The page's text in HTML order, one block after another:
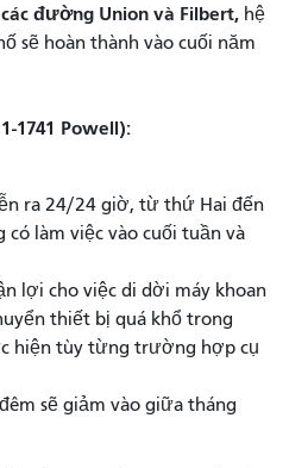
đường Union và Filbert, hệ
sẽ hoàn thành vào cuối năm
1741 Powell):
ra 24/24 giờ, từ thứ Hai đến
làm việc vào cuối tuần và
lợi cho việc di dời máy khoan
thiết bị quá khổ trong
hiện tùy từng trường hợp cụ
sẽ giảm vào giữa tháng